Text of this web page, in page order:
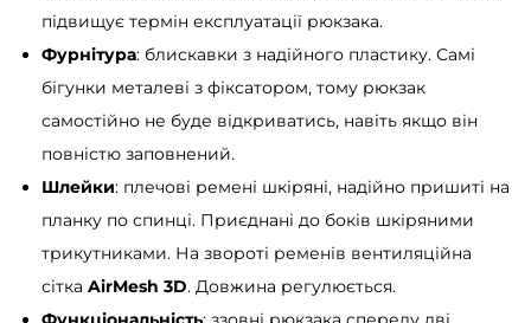
р
д
о
в
и
й
к
і
л
ь
підвищує термін експлуатації рюкзака.
Фурнітура: блискавки з надійного пластику. Самі
бігунки металеві з фіксатором, тому рюкзак
самостійно не буде відкриватись, навіть якщо він
повністю заповнений.
Шлейки: плечові ремені шкіряні, надійно пришиті на
планку по спинці. Приєднані до боків шкіряними
трикутниками. На звороті ременів вентиляційна
сітка AirMesh 3D. Довжина регулюється.